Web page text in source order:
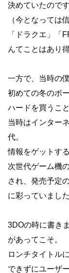
決めていたのです
（今となっては
「ドラクエ」「
んてことはあり
一方で、当時の
初めての冬のボ
ハードを買うこ
当時はインター
代。
情報をゲットす
次世代ゲーム機
され、発売予定
に彩っていました
3DOの時に書き
があってこそ。
ロンチタイトル
できずにユーザ